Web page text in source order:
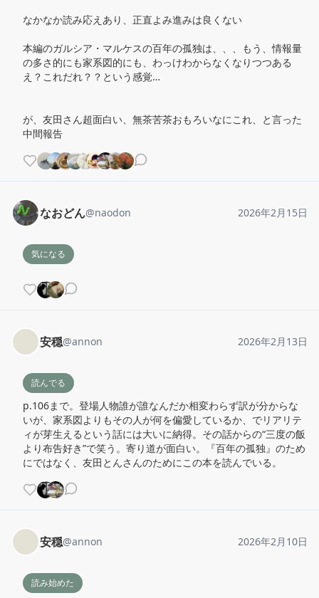
なかなか読み応えあり、正直よみ進みは良くない
本編のガルシア・マルケスの百年の孤独は、、、もう、情報量
の多さ的にも家系図的にも、わっけわからなくなりつつある
え？これだれ？？という感覚…
が、友田さん超面白い、無茶苦茶おもろいなにこれ、と言った
中間報告
なおどん@naodon 2026年2月15日
気になる
安穏@annon 2026年2月13日
読んでる
p.106まで。登場人物誰が誰なんだか相変わらず訳が分からな
いが、家系図よりもその人が何を偏愛しているか、でリアリテ
ィが芽生えるという話には大いに納得。その話からの“三度の飯
より布告好き”で笑う。寄り道が面白い。『百年の孤独』のため
にではなく、友田とんさんのためにこの本を読んでいる。
安穏@annon 2026年2月10日
読み始めた